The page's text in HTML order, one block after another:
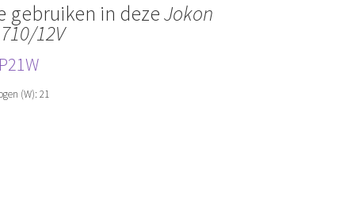
gebruiken in dezeJokon
12V
P21W
(W): 21